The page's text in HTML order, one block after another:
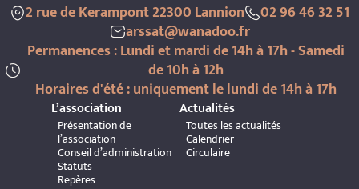
2 rue de Kerampont 22300 Lannion
02 96 46 32 51
arssat@wanadoo.fr
Permanences : Lundi et mardi de 14h à 17h - Samedi
de 10h à 12h
Horaires d'été : uniquement le lundi de 14h à 17h
L’association
Présentation de
l’association
Conseil d’administration
Statuts
Repères
Actualités
Toutes les actualités
Calendrier
Circulaire